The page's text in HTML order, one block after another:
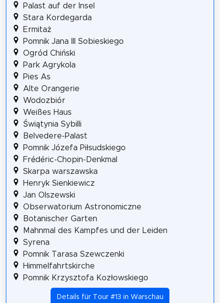
Palast auf der Insel
Stara Kordegarda
Ermitaż
Pomnik Jana III Sobieskiego
Ogród Chiński
Park Agrykola
Pies As
Alte Orangerie
Wodozbiór
Weißes Haus
Świątynia Sybilli
Belvedere-Palast
Pomnik Józefa Piłsudskiego
Frédéric-Chopin-Denkmal
Skarpa warszawska
Henryk Sienkiewicz
Jan Olszewski
Obserwatorium Astronomiczne
Botanischer Garten
Mahnmal des Kampfes und der Leiden
Syrena
Pomnik Tarasa Szewczenki
Himmelfahrtskirche
Pomnik Krzysztofa Kozłowskiego
Details für Tour #13 in Warschau